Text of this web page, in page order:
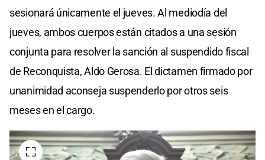
sesionará únicamente el jueves. Al mediodía del
jueves, ambos cuerpos están citados a una sesión
conjunta para resolver la sanción al suspendido fiscal
de Reconquista, Aldo Gerosa. El dictamen firmado por
unanimidad aconseja suspenderlo por otros seis
meses en el cargo.